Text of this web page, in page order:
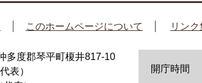
このホームページについて リンク
度郡琴平町榎井817-10
表）
開庁時間